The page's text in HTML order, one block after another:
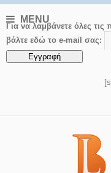
MENU
Για να λαμβάνετε όλες
βάλτε εδώ το e-mail σας: